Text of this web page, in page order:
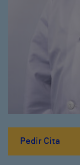
Pedir Cita